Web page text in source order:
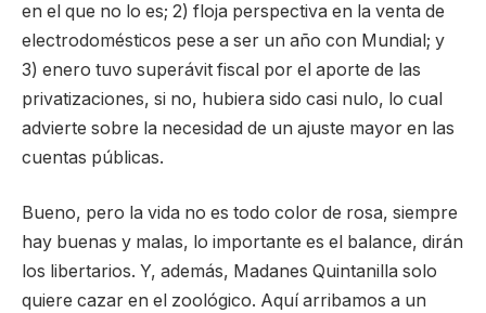
en el que no lo es; 2) floja perspectiva en la venta de
electrodomésticos pese a ser un año con Mundial; y
3) enero tuvo superávit fiscal por el aporte de las
privatizaciones, si no, hubiera sido casi nulo, lo cual
advierte sobre la necesidad de un ajuste mayor en las
cuentas públicas.
Bueno, pero la vida no es todo color de rosa, siempre
hay buenas y malas, lo importante es el balance, dirán
los libertarios. Y, además, Madanes Quintanilla solo
quiere cazar en el zoológico. Aquí arribamos a un